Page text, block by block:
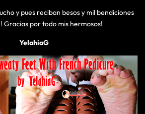
y pues reciban besos y mil bendiciones
Gracias por todo mis hermosos!
YelahiaG